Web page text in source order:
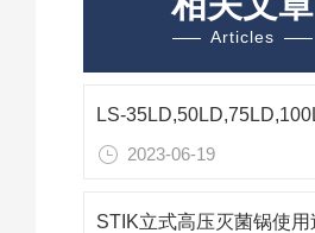
Articles
2023-06-19